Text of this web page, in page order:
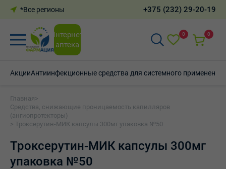
*Все регионы +375 (232) 29-20-19
Интернет-
аптека
0 0
АкцииАнтиинфекционные средства для системного применения
Главная >
Средства, снижающие проницаемость капилляров
(ангиопротекторы)
> Троксерутин-МИК капсулы 300мг упаковка №50
Троксерутин-МИК капсулы 300мг
упаковка №50